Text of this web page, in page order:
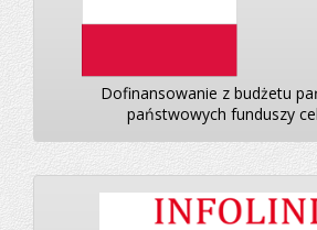
Dofinansowanie z budżetu
państwowych funduszy